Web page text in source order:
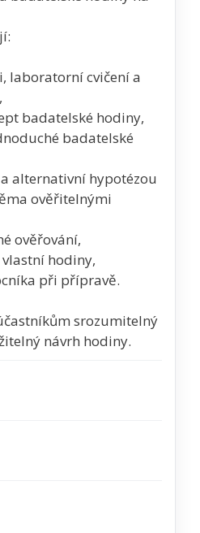
laboratorní cvičení a
badatelské hodiny,
badatelské
alternativní hypotézou
ověřitelnými
ověřování,
hodiny,
při přípravě.
srozumitelný
návrh hodiny.